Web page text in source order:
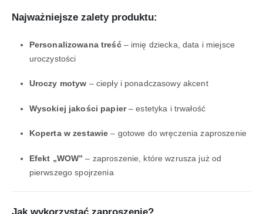
Najważniejsze zalety produktu:
Personalizowana treść– imię dziecka, data i miejsce
uroczystości
Uroczy motyw – ciepły i ponadczasowy akcent
Wysokiej jakości papier– estetyka i trwałość
Koperta w zestawie – gotowe do wręczenia zaproszenie
Efekt „WOW” – zaproszenie, które wzrusza już od
pierwszego spojrzenia